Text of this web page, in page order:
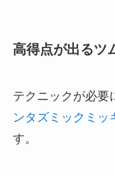
高得点が出るツ
テクニックが必要
ンタズミックミッ
す。